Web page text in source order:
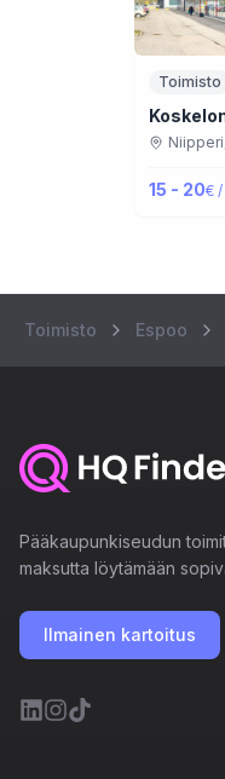
Toimisto
15 - 20€ /
Toimisto Espoo
Pääkaupunkiseudun
maksutta löytämään
Ilmainen kartoitus